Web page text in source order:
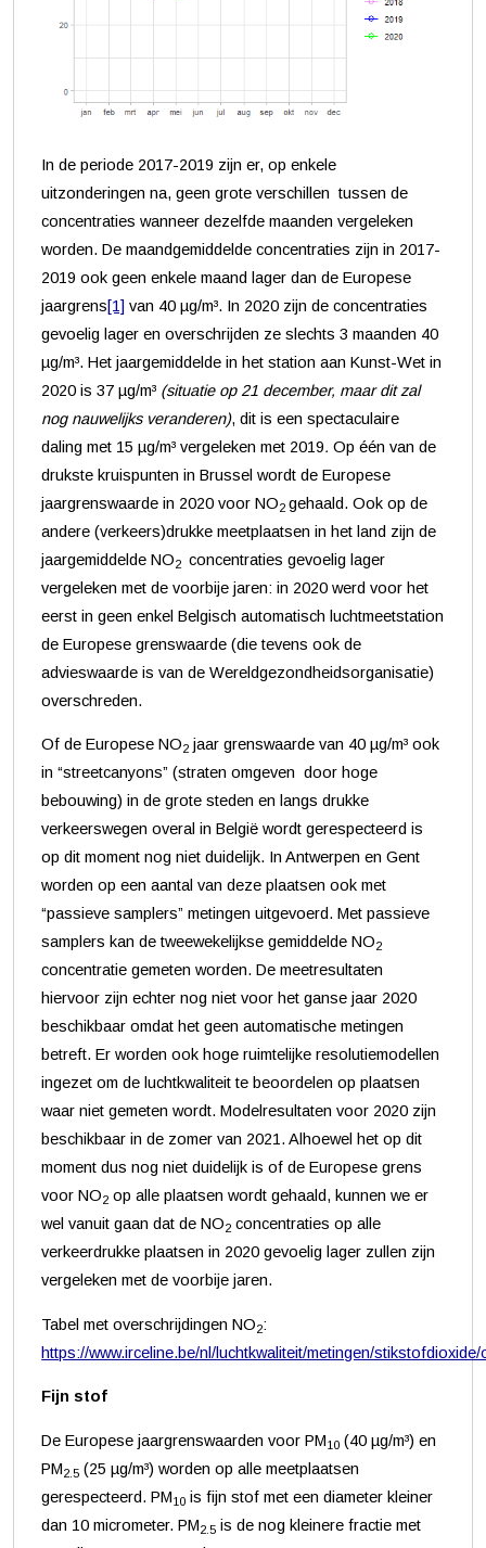
In de periode 2017-2019 zijn er, op enkele
uitzonderingen na, geen grote verschillen tussen de
concentraties wanneer dezelfde maanden vergeleken
worden. De maandgemiddelde concentraties zijn in 2017-
2019 ook geen enkele maand lager dan de Europese
jaargrens[1] van 40 µg/m³. In 2020 zijn de concentraties
gevoelig lager en overschrijden ze slechts 3 maanden 40
µg/m³. Het jaargemiddelde in het station aan Kunst-Wet in
2020 is 37 µg/m³ (situatie op 21 december, maar dit zal
nog nauwelijks veranderen), dit is een spectaculaire
daling met 15 µg/m³ vergeleken met 2019. Op één van de
drukste kruispunten in Brussel wordt de Europese
jaargrenswaarde in 2020 voor NO2gehaald. Ook op de
andere (verkeers)drukke meetplaatsen in het land zijn de
jaargemiddelde NO2 concentraties gevoelig lager
vergeleken met de voorbije jaren: in 2020 werd voor het
eerst in geen enkel Belgisch automatisch luchtmeetstation
de Europese grenswaarde (die tevens ook de
advieswaarde is van de Wereldgezondheidsorganisatie)
overschreden.
Of de Europese NO2 jaar grenswaarde van 40 µg/m³ ook
in “streetcanyons” (straten omgeven door hoge
bebouwing) in de grote steden en langs drukke
verkeerswegen overal in België wordt gerespecteerd is
op dit moment nog niet duidelijk. In Antwerpen en Gent
worden op een aantal van deze plaatsen ook met
“passieve samplers” metingen uitgevoerd. Met passieve
samplers kan de tweewekelijkse gemiddelde NO2
concentratie gemeten worden. De meetresultaten
hiervoor zijn echter nog niet voor het ganse jaar 2020
beschikbaar omdat het geen automatische metingen
betreft. Er worden ook hoge ruimtelijke resolutiemodellen
ingezet om de luchtkwaliteit te beoordelen op plaatsen
waar niet gemeten wordt. Modelresultaten voor 2020 zijn
beschikbaar in de zomer van 2021. Alhoewel het op dit
moment dus nog niet duidelijk is of de Europese grens
voor NO2 op alle plaatsen wordt gehaald, kunnen we er
wel vanuit gaan dat de NO2 concentraties op alle
verkeerdrukke plaatsen in 2020 gevoelig lager zullen zijn
vergeleken met de voorbije jaren.
Tabel met overschrijdingen NO2:
https://www.irceline.be/nl/luchtkwaliteit/metingen/
Fijn stof
De Europese jaargrenswaarden voor PM10 (40 µg/m³) en
PM2.5 (25 µg/m³) worden op alle meetplaatsen
gerespecteerd. PM10 is fijn stof met een diameter kleiner
dan 10 micrometer. PM2.5 is de nog kleinere fractie met